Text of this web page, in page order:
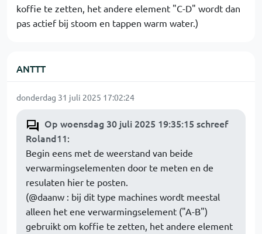
koffie te zetten, het andere element "C-D" wordt dan
pas actief bij stoom en tappen warm water.)
ANTTT
donderdag 31 juli 2025 17:02:24
Op woensdag 30 juli 2025 19:35:15 schreef
Roland11:
Begin eens met de weerstand van beide
verwarmingselementen door te meten en de
resulaten hier te posten.
(@daanw : bij dit type machines wordt meestal
alleen het ene verwarmingselement ("A-B")
gebruikt om koffie te zetten, het andere element